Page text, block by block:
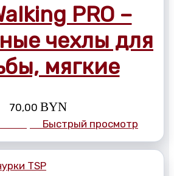
PRO –
чехлы для
мягкие
70,00 BYN
Быстрый просмотр